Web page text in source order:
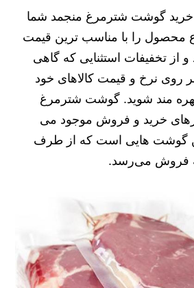
خرید گوشت شترمرغ منجمد شما
محصول را با مناسب ترین قیمت
از تخفیفات استثنایی که گاهی
روی نرخ و قیمت کالاهای خود
بهره مند شوید. گوشت شترمرغ
خرید و فروش موجود می
گوشت هایی است که از طرف
فروش می‌رسد.